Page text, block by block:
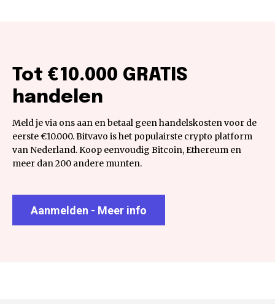
Tot €10.000 GRATIS
handelen
Meld je via ons aan en betaal geen handelskosten voor de
eerste €10.000. Bitvavo is het populairste crypto platform
van Nederland. Koop eenvoudig Bitcoin, Ethereum en
meer dan 200 andere munten.
Aanmelden - Meer info